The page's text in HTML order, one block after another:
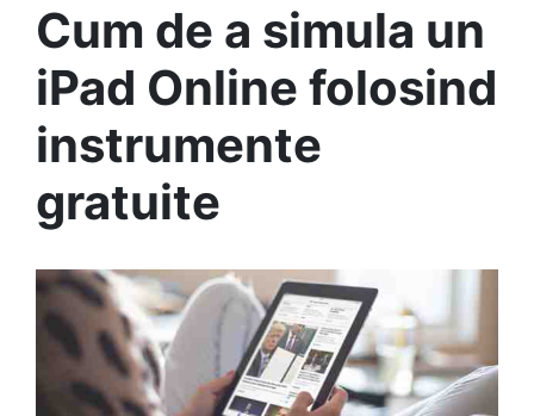
Cum de a simula un
iPad Online folosind
instrumente
gratuite